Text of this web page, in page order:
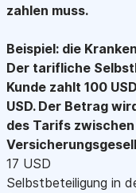
zahlen muss.
Beispiel: die
Der tarifliche
Kunde zahlt 100
USD. Der Betrag
des Tarifs
17 USD
Selbstbeteiligung in